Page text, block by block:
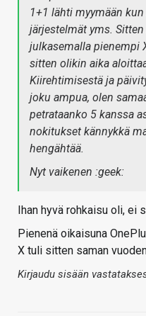
1+1 lähti myymään
järjestelmät yms.
julkasemalla pienempi
sitten olikin aika
Kiirehtimisestä ja
joku ampua, olen
petrataanko 5 kanssa
nokitukset kännykkä
hengähtää.
Nyt vaikenen :geek:
Ihan hyvä rohkaisu oli, ei
Pienenä oikaisuna
X tuli sitten saman
Kirjaudu sisään